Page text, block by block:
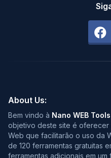
About Us:
Bem vindo à Nano WEB Tools
objetivo deste site é oferecer
Web que facilitarão o uso da
de 120 ferramentas gratuitas
ferramentas adicionais em